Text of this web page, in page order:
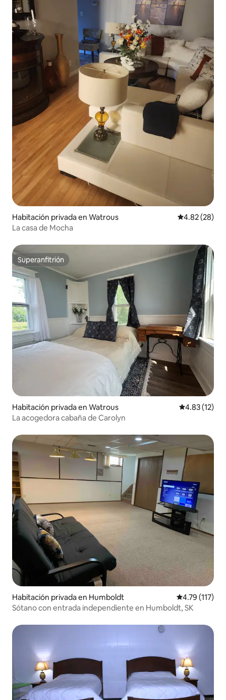
Habitación privada en Watrous Calificación
4.82 (28)
La casa de Mocha
Superanfitrión
Superanfitrión
Habitación privada en Watrous Calificación
4.83 (12)
La acogedora cabaña de Carolyn
Habitación privada en Humboldt Calificación
4.79 (117)
Sótano con entrada independiente en Humboldt, SK